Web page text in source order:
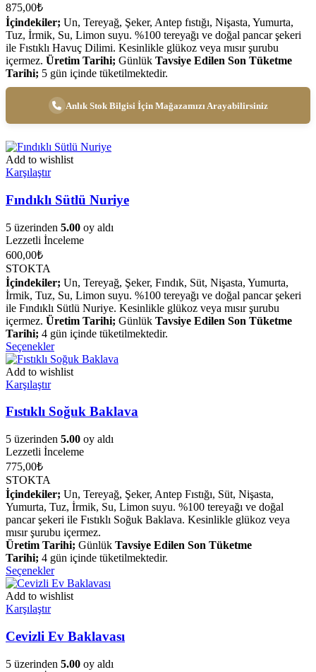
875,00₺
İçindekiler; Un, Tereyağ, Şeker, Antep fıstığı, Nişasta, Yumurta,
Tuz, İrmik, Su, Limon suyu. %100 tereyağı ve doğal pancar şekeri
ile Fıstıklı Havuç Dilimi. Kesinlikle glükoz veya mısır şurubu
içermez. Üretim Tarihi; Günlük Tavsiye Edilen Son Tüketme
Tarihi; 5 gün içinde tüketilmektedir.
Anlık Stok Bilgisi İçin Mağazamızı Arayabilirsiniz
Add to wishlist
Karşılaştır
Fındıklı Sütlü Nuriye
5 üzerinden 5.00 oy aldı
Lezzetli İnceleme
600,00₺
STOKTA
İçindekiler; Un, Tereyağ, Şeker, Fındık, Süt, Nişasta, Yumurta,
İrmik, Tuz, Su, Limon suyu. %100 tereyağı ve doğal pancar şekeri
ile Fındıklı Sütlü Nuriye. Kesinlikle glükoz veya mısır şurubu
içermez. Üretim Tarihi; Günlük Tavsiye Edilen Son Tüketme
Tarihi; 4 gün içinde tüketilmektedir.
Seçenekler
Add to wishlist
Karşılaştır
Fıstıklı Soğuk Baklava
5 üzerinden 5.00 oy aldı
Lezzetli İnceleme
775,00₺
STOKTA
İçindekiler; Un, Tereyağ, Şeker, Antep Fıstığı, Süt, Nişasta,
Yumurta, Tuz, İrmik, Su, Limon suyu. %100 tereyağı ve doğal
pancar şekeri ile Fıstıklı Soğuk Baklava. Kesinlikle glükoz veya
mısır şurubu içermez.
Üretim Tarihi; Günlük Tavsiye Edilen Son Tüketme
Tarihi; 4 gün içinde tüketilmektedir.
Seçenekler
Add to wishlist
Karşılaştır
Cevizli Ev Baklavası
5 üzerinden 5.00 oy aldı